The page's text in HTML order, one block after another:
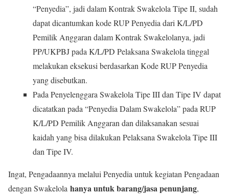
“Penyedia”, jadi dalam Kontrak Swakelola Tipe II, sudah
dapat dicantumkan kode RUP Penyedia dari K/L/PD
Pemilik Anggaran dalam Kontrak Swakelolanya, jadi
PP/UKPBJ pada K/L/PD Pelaksana Swakelola tinggal
melakukan eksekusi berdasarkan Kode RUP Penyedia
yang disebutkan.
Pada Penyelenggara Swakelola Tipe III dan Tipe IV dapat
dicatatkan pada “Penyedia Dalam Swakelola” pada RUP
K/L/PD Pemilik Anggaran dan dilaksanakan sesuai
kaidah yang bisa dilakukan Pelaksana Swakelola Tipe III
dan Tipe IV.
Ingat, Pengadaannya melalui Penyedia untuk kegiatan Pengadaan
dengan Swakelola hanya untuk barang/jasa penunjang,